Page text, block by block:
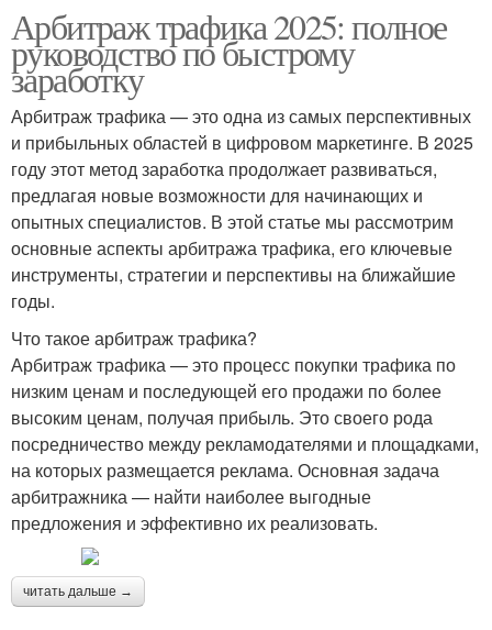
Арбитраж трафика 2025: полное
руководство по быстрому
заработку
Арбитраж трафика — это одна из самых перспективных
и прибыльных областей в цифровом маркетинге. В 2025
году этот метод заработка продолжает развиваться,
предлагая новые возможности для начинающих и
опытных специалистов. В этой статье мы рассмотрим
основные аспекты арбитража трафика, его ключевые
инструменты, стратегии и перспективы на ближайшие
годы.
Что такое арбитраж трафика?
Арбитраж трафика — это процесс покупки трафика по
низким ценам и последующей его продажи по более
высоким ценам, получая прибыль. Это своего рода
посредничество между рекламодателями и площадками,
на которых размещается реклама. Основная задача
арбитражника — найти наиболее выгодные
предложения и эффективно их реализовать.
читать дальше →